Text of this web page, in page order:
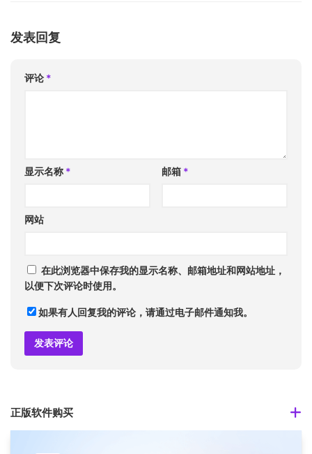
发表回复
评论 *
显示名称 * 邮箱 *
网站
在此浏览器中保存我的显示名称、邮箱地址和网站地址，
以便下次评论时使用。
如果有人回复我的评论，请通过电子邮件通知我。
正版软件购买